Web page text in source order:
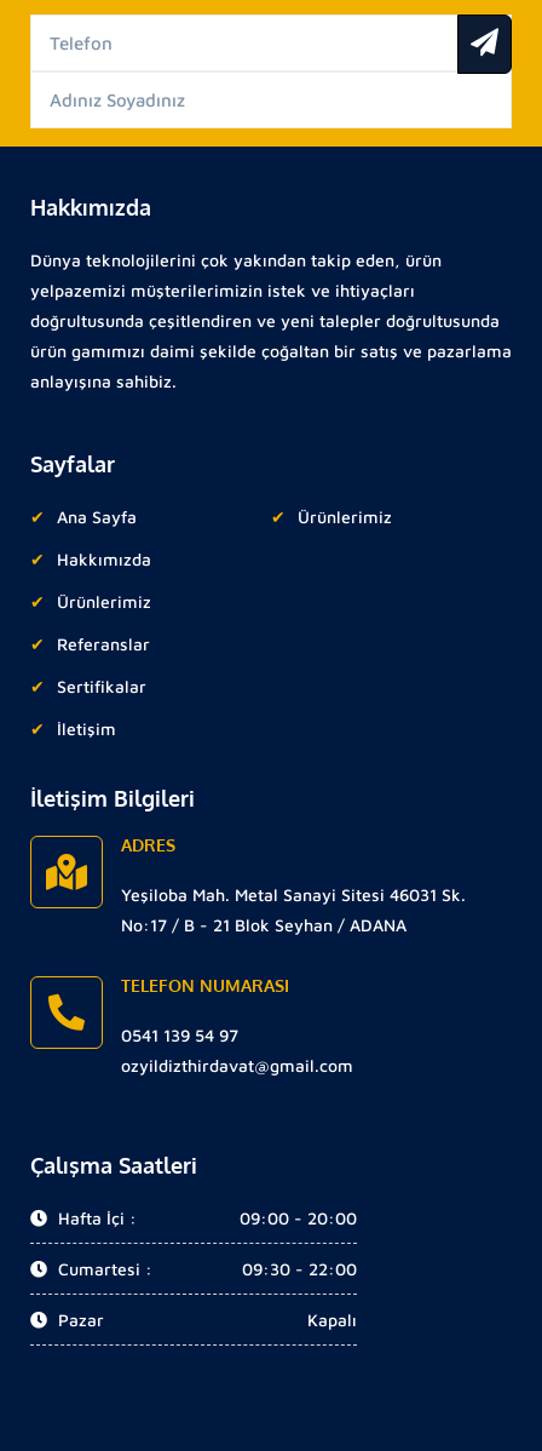
Hakkımızda
Dünya teknolojilerini çok yakından takip eden, ürün
yelpazemizi müşterilerimizin istek ve ihtiyaçları
doğrultusunda çeşitlendiren ve yeni talepler doğrultusunda
ürün gamımızı daimi şekilde çoğaltan bir satış ve pazarlama
anlayışına sahibiz.
Sayfalar
Ana Sayfa
Hakkımızda
Ürünlerimiz
Referanslar
Sertifikalar
İletişim
Ürünlerimiz
İletişim Bilgileri
ADRES
Yeşiloba Mah. Metal Sanayi Sitesi 46031 Sk.
No:17 / B - 21 Blok Seyhan / ADANA
TELEFON NUMARASI
0541 139 54 97
ozyildizthirdavat@gmail.com
Çalışma Saatleri
Hafta İçi : 09:00 - 20:00
Cumartesi : 09:30 - 22:00
Pazar Kapalı